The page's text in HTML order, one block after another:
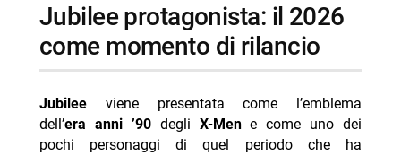
Jubilee protagonista: il 2026
come momento di rilancio
Jubileeviene presentata come l’emblema
dell’era anni ’90degli X-Mene come uno dei
pochi personaggi di quel periodo che ha